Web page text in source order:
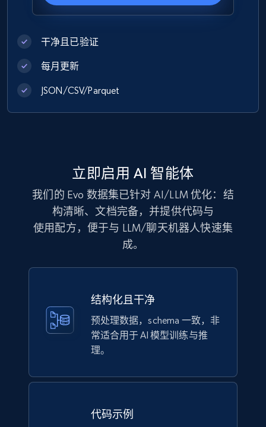
Category id, Product id, Product name, Price,
more.
eCommerce
Best Buy products
Currency, Discount, Initial price, and more.
eCommerce
1.1K+ 149+ 立即购买
Lazada - Products
URL, Title, Rating, Reviews, Initial price, Final
price, Currency, Stock, and more.
干净且已验证
每月更新
JSON/CSV/Parquet
立即启用 AI 智能体
我们的 Evo 数据集已针对 AI/LLM 优化：结
构清晰、文档完备，并提供代码与
使用配方，便于与 LLM/聊天机器人快速集
成。
结构化且干净
预处理数据，schema 一致，非
常适合用于 AI 模型训练与推
理。
代码示例